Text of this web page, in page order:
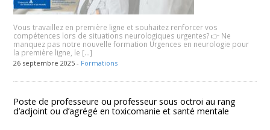
Vous travaillez en première ligne et souhaitez renforcer vos
compétences lors de situations neurologiques urgentes? 👉 Ne
manquez pas notre nouvelle formation Urgences en neurologie pour
la première ligne, le […]
26 septembre 2025 - Formations
Poste de professeure ou professeur sous octroi au rang
d’adjoint ou d’agrégé en toxicomanie et santé mentale